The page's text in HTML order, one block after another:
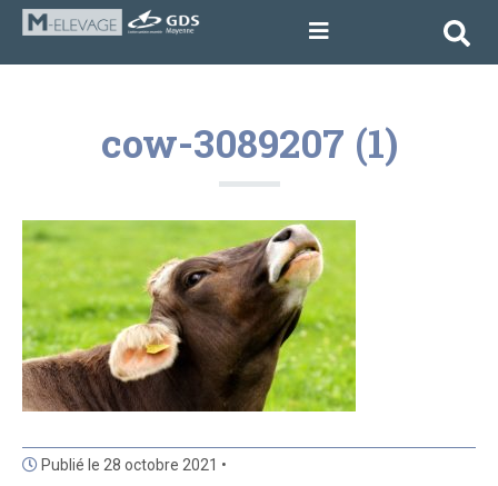
cow-3089207 (1)
Publié le 28 octobre 2021 •